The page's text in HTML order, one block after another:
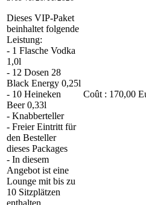
Dieses VIP-Paket
beinhaltet folgende
Leistung:
- 1 Flasche Vodka
1,0l
- 12 Dosen 28
Black Energy 0,25l
- 10 Heineken
Beer 0,33l
- Knabberteller
- Freier Eintritt für
den Besteller
dieses Packages
- In diesem
Angebot ist eine
Lounge mit bis zu
10 Sitzplätzen
enthalten
Coût : 170,00